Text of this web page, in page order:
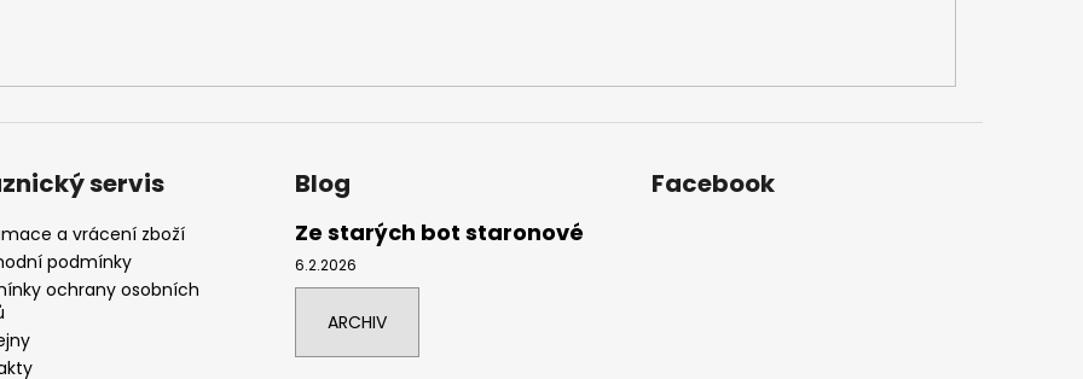
servis
a vrácení zboží
podmínky
ochrany osobních
Blog
Ze starých bot staronové
6.2.2026
ARCHIV
Facebook